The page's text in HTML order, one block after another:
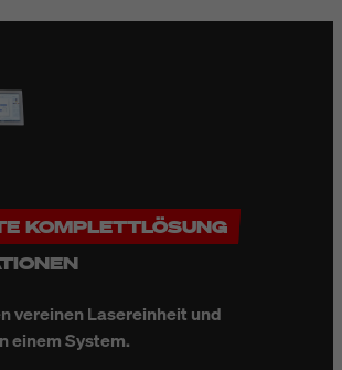
KOMPLETTLÖSUNG
vereinen Lasereinheit und
einem System.